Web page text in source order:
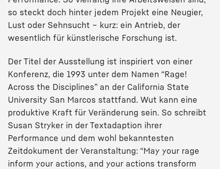
so steckt doch hinter jedem Projekt eine Neugier,
Lust oder Sehnsucht – kurz: ein Antrieb, der
wesentlich für künstlerische Forschung ist.
Der Titel der Ausstellung ist inspiriert von einer
Konferenz, die 1993 unter dem Namen “Rage!
Across the Disciplines” an der California State
University San Marcos stattfand. Wut kann eine
produktive Kraft für Veränderung sein. So schreibt
Susan Stryker in der Textadaption ihrer
Performance und dem wohl bekanntesten
Zeitdokument der Veranstaltung: “May your rage
inform your actions, and your actions transform